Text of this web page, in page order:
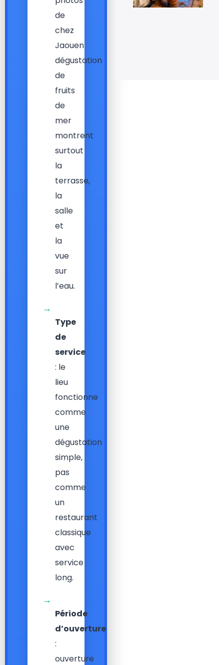
de
chez
Jaouen
dégustation
de
fruits
de
mer
montrent
surtout
la
terrasse,
la
salle
et
la
vue
sur
l’eau.
→
Type
de
service
: le
lieu
fonctionne
comme
une
dégustation
simple,
pas
comme
un
restaurant
classique
avec
service
long.
→
Période
d’ouverture
:
ouverture